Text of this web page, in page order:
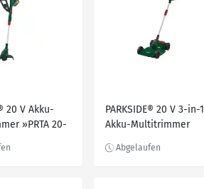
20 V Akku-
»PRTA 20-
PARKSIDE® 20 V 3-in-1
Akku-Multitrimmer
Akku und Ladegerät